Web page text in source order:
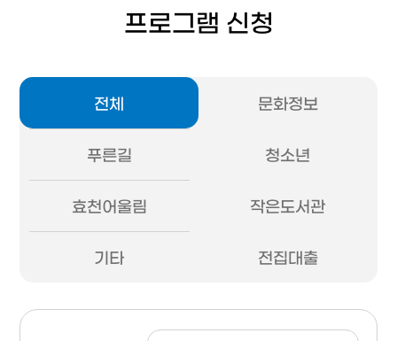
프로그램 신청
전체 문화정보
푸른길 청소년
효천어울림 작은도서관
기타 전집대출